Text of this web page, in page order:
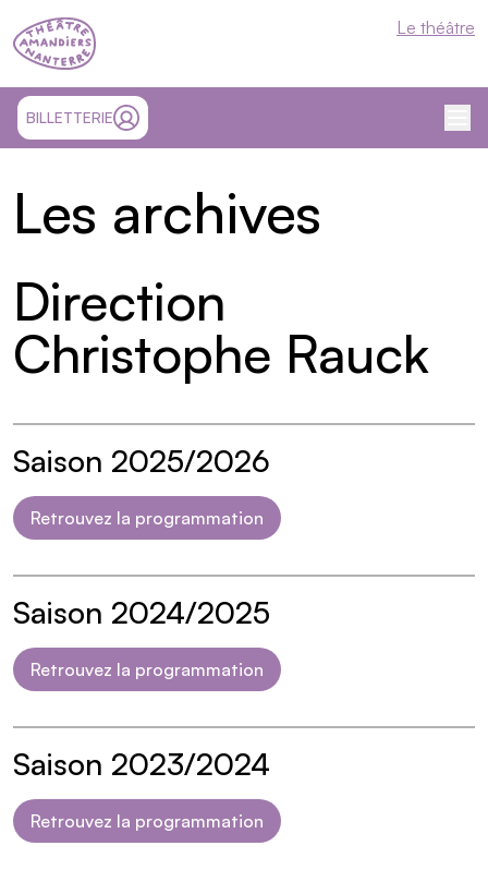
Théâtre Nanterre-Amandiers Le théâtre
BILLETTERIESITE EXTÉRIEUR ET OUVRE UN NOUVEL ONGLET
MON COMPTE
Les archives
Direction
Christophe Rauck
Saison 2025/2026
Retrouvez la programmation
Saison 2024/2025
Retrouvez la programmation
Saison 2023/2024
Retrouvez la programmation